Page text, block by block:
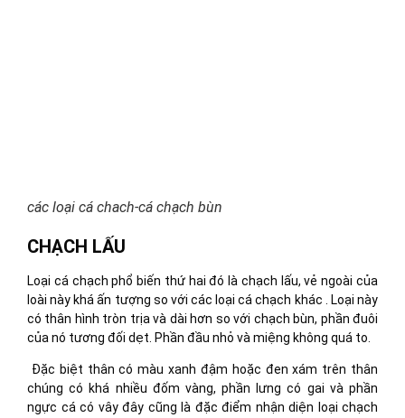
các loại cá chach-cá chạch bùn
CHẠCH LẤU
Loại cá chạch phổ biến thứ hai đó là chạch lấu, vẻ ngoài của
loài này khá ấn tượng so với các loại cá chạch khác . Loại này
có thân hình tròn trịa và dài hơn so với chạch bùn, phần đuôi
của nó tương đối dẹt. Phần đầu nhỏ và miệng không quá to.
Đặc biệt thân có màu xanh đậm hoặc đen xám trên thân
chúng có khá nhiều đốm vàng, phần lưng có gai và phần
ngực cá có vây đây cũng là đặc điểm nhận diện loại chạch